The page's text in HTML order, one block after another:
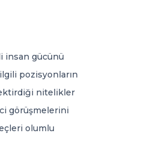
insan gücünü
pozisyonların
nitelikler
görüşmelerini
olumlu